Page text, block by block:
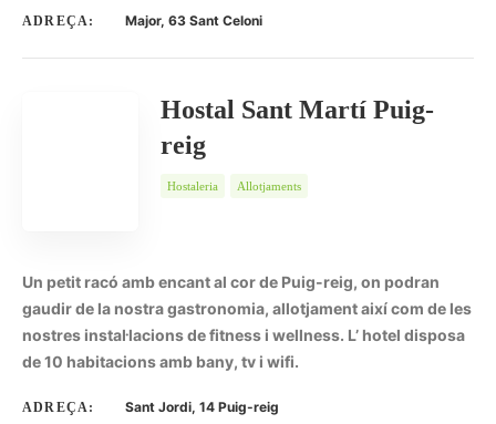
ADREÇA: Major, 63 Sant Celoni
Hostal Sant Martí Puig-
reig
Hostaleria Allotjaments
Un petit racó amb encant al cor de Puig-reig, on podran
gaudir de la nostra gastronomia, allotjament així com de les
nostres instal·lacions de fitness i wellness. L’ hotel disposa
de 10 habitacions amb bany, tv i wifi.
ADREÇA: Sant Jordi, 14 Puig-reig